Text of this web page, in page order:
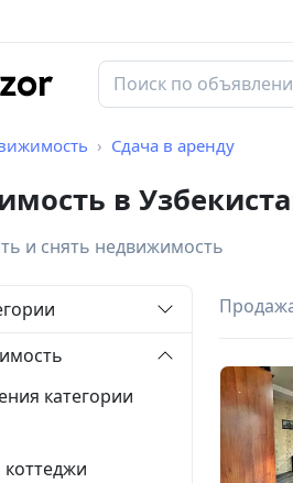
Сдача в аренду
в
и снять недвижимость
категории